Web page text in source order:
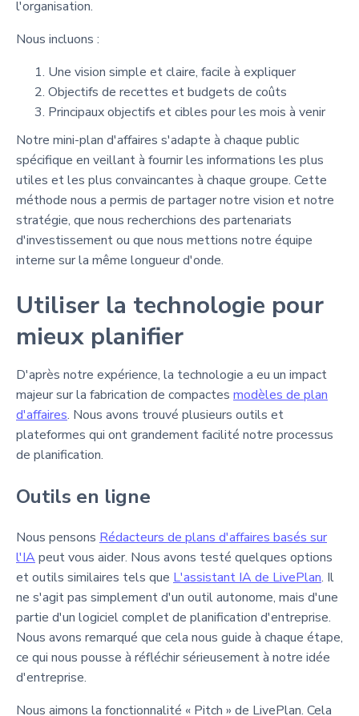
l'organisation.
Nous incluons :
Une vision simple et claire, facile à expliquer
Objectifs de recettes et budgets de coûts
Principaux objectifs et cibles pour les mois à venir
Notre mini-plan d'affaires s'adapte à chaque public
spécifique en veillant à fournir les informations les plus
utiles et les plus convaincantes à chaque groupe. Cette
méthode nous a permis de partager notre vision et notre
stratégie, que nous recherchions des partenariats
d'investissement ou que nous mettions notre équipe
interne sur la même longueur d'onde.
Utiliser la technologie pour
mieux planifier
D'après notre expérience, la technologie a eu un impact
majeur sur la fabrication de compactes modèles de plan
d'affaires. Nous avons trouvé plusieurs outils et
plateformes qui ont grandement facilité notre processus
de planification.
Outils en ligne
Nous pensons Rédacteurs de plans d'affaires basés sur
l'IApeut vous aider. Nous avons testé quelques options
et outils similaires tels que L'assistant IA de LivePlan. Il
ne s'agit pas simplement d'un outil autonome, mais d'une
partie d'un logiciel complet de planification d'entreprise.
Nous avons remarqué que cela nous guide à chaque étape,
ce qui nous pousse à réfléchir sérieusement à notre idée
d'entreprise.
Nous aimons la fonctionnalité « Pitch » de LivePlan. Cela